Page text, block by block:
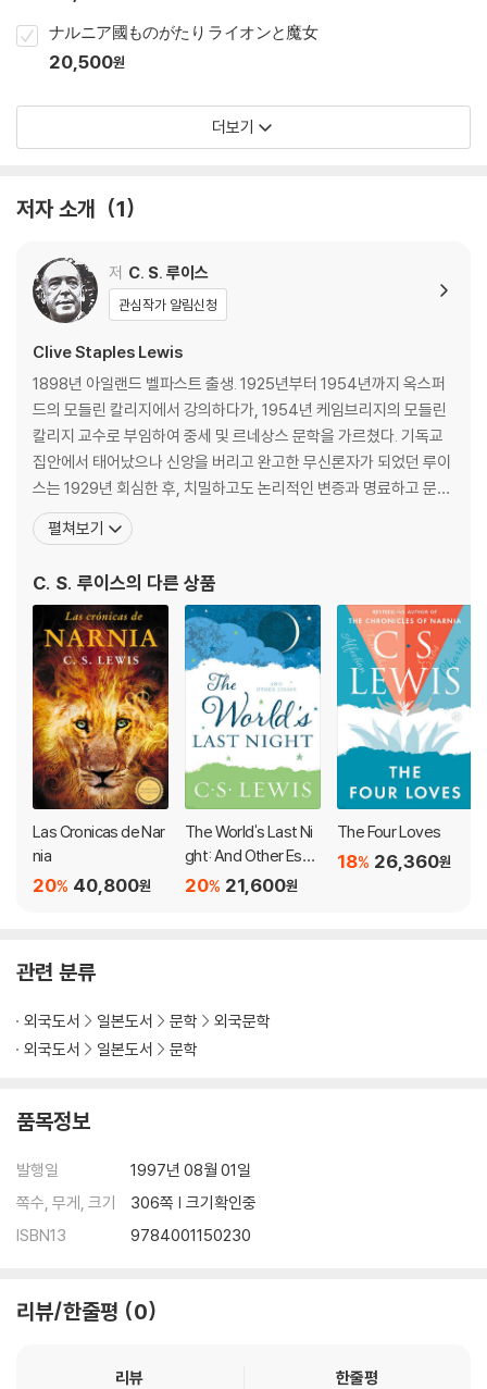
ナルニア國ものがたり ライオンと魔女
20,500원
더보기
저자 소개 1
저 C. S. 루이스
관심작가 알림신청
Clive Staples Lewis
1898년 아일랜드 벨파스트 출생. 1925년부터 1954년까지 옥스퍼
드의 모들린 칼리지에서 강의하다가, 1954년 케임브리지의 모들린
칼리지 교수로 부임하여 중세 및 르네상스 문학을 가르쳤다. 기독교
집안에서 태어났으나 신앙을 버리고 완고한 무신론자가 되었던 루이
스는 1929년 회심한 후, 치밀하고도 논리적인 변증과 명료하고 문학
적인 문체로 뛰어난 저작들을 남겼다. 1963년 작고했다. 홍성사가 역
간한 루이스의 저작으로는 『스크루테이프의 편지』, 『순전한 기독교』,
본 슬픔』, 『시편 사색』, 『네
펼쳐보기
C. S. 루이스의 다른 상품
Las Cronicas de Nar
nia
40,800원
20%
The World's Last Ni
ght: And Other Essa
ys
21,600원
20%
The Four Loves
26,360원
18%
관련 분류
외국도서 일본도서 문학
외국문학
외국도서
일본도서 문학
품목정보
발행일
1997년 08월 01일
쪽수, 무게, 크기
306쪽 | 크기확인중
ISBN13
9784001150230
리뷰/한줄평 0
리뷰
한줄평